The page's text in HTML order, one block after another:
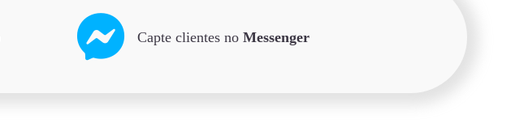
Capte clientes no Messenger